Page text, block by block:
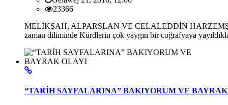
23366
MELİKŞAH, ALPARSLAN VE CELALEDDİN
zaman diliminde Kürdlerin çok yaygın bir coğrafyaya
“TARİH SAYFALARINA” BAKIYORUM VE